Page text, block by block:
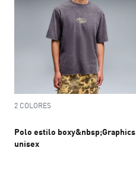
2 COLORES
Polo estilo boxy&nbsp;Graphics
unisex